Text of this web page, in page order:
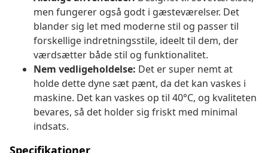
men fungerer også godt i gæsteværelser. Det
blander sig let med moderne stil og passer til
forskellige indretningsstile, ideelt til dem, der
værdsætter både stil og funktionalitet.
Nem vedligeholdelse: Det er super nemt at
holde dette dyne sæt pænt, da det kan vaskes i
maskine. Det kan vaskes op til 40°C, og kvaliteten
bevares, så det holder sig friskt med minimal
indsats.
Specifikationer